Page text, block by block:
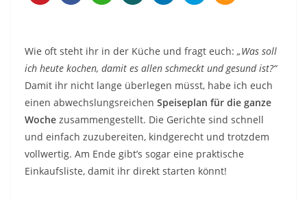
Wie oft steht ihr in der Küche und fragt euch: „Was soll
ich heute kochen, damit es allen schmeckt und gesund ist?“
Damit ihr nicht lange überlegen müsst, habe ich euch
einen abwechslungsreichen Speiseplan für die ganze
Woche zusammengestellt. Die Gerichte sind schnell
und einfach zuzubereiten, kindgerecht und trotzdem
vollwertig. Am Ende gibt’s sogar eine praktische
Einkaufsliste, damit ihr direkt starten könnt!